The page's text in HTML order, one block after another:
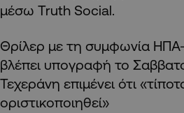
μέσω Truth Social.
Θρίλερ με τη συμφωνία
βλέπει υπογραφή το
Τεχεράνη επιμένει ότι
οριστικοποιηθεί»